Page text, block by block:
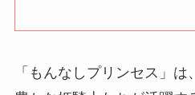
「もんなしプリンセス」